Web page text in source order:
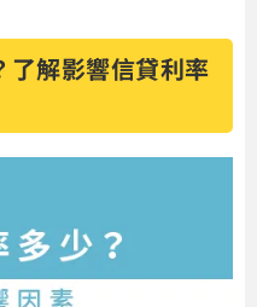
了解影響信貸利率